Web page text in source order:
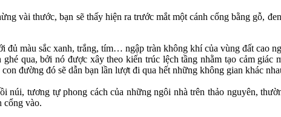
vài thước, bạn sẽ thấy hiện ra trước mắt một cánh cổng bằng gỗ,
đủ màu sắc xanh, trắng, tím… ngập tràn không khí của vùng đất cao
qua, bởi nó được xây theo kiến trúc lệch tầng nhằm tạo cảm
đường đó sẽ dẫn bạn lần lượt đi qua hết những không gian khác
núi, tương tự phong cách của những ngôi nhà trên thảo nguyên,
cổng vào.